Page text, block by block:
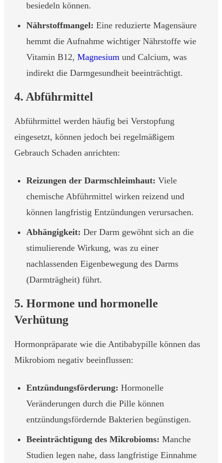
besiedeln können.
Nährstoffmangel: Eine reduzierte Magensäure
hemmt die Aufnahme wichtiger Nährstoffe wie
Vitamin B12, Magnesium und Calcium, was
indirekt die Darmgesundheit beeinträchtigt.
4. Abführmittel
Abführmittel werden häufig bei Verstopfung
eingesetzt, können jedoch bei regelmäßigem
Gebrauch Schaden anrichten:
Reizungen der Darmschleimhaut: Viele
chemische Abführmittel wirken reizend und
können langfristig Entzündungen verursachen.
Abhängigkeit: Der Darm gewöhnt sich an die
stimulierende Wirkung, was zu einer
nachlassenden Eigenbewegung des Darms
(Darmträgheit) führt.
5. Hormone und hormonelle
Verhütung
Hormonpräparate wie die Antibabypille können das
Mikrobiom negativ beeinflussen:
Entzündungsförderung: Hormonelle
Veränderungen durch die Pille können
entzündungsfördernde Bakterien begünstigen.
Beeinträchtigung des Mikrobioms: Manche
Studien legen nahe, dass langfristige Einnahme